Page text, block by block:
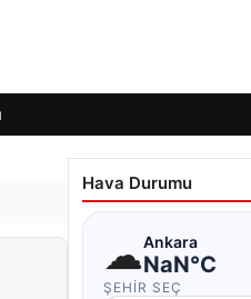
Hava Durumu
☁Ankara
NaN°C
ŞEHIR SEÇ